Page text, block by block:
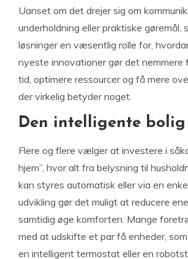
Uanset om det drejer sig om
underholdning eller praktiske gøremål,
løsninger en væsentlig rolle for,
nyeste innovationer gør det nemmere
tid, optimere ressourcer og få mere
der virkelig betyder noget.
Den intelligente bolig
Flere og flere vælger at investere i
hjem”, hvor alt fra belysning til
kan styres automatisk eller via en
udvikling gør det muligt at reducere
samtidig øge komforten. Mange
med at udskifte et par få enheder,
en intelligent termostat eller en